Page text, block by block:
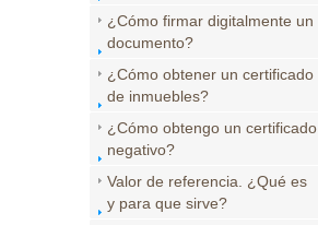
¿Cómo firmar digitalmente un
documento?
¿Cómo obtener un certificado
de inmuebles?
¿Cómo obtengo un certificado
negativo?
Valor de referencia. ¿Qué es
y para que sirve?